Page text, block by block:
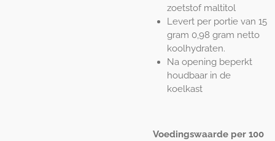
zoetstof maltitol
Levert per portie van 15
gram 0,98 gram netto
koolhydraten.
Na opening beperkt
houdbaar in de
koelkast
Voedingswaarde per 100